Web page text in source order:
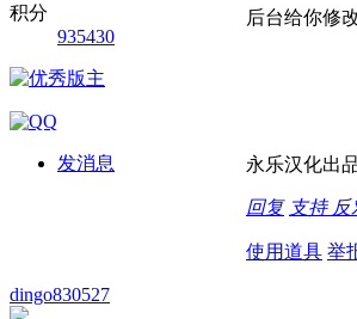
积分
935430
发消息
后台给你修
永乐汉化出
回复 支持 反
使用道具 举
dingo830527